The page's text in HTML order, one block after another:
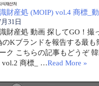
財産処 (MOIP) vol.4 商標_
31日
財産処 動画 探してGO！撮
のKブランドを報告する最も
ク こちらの記事もどうぞ
vol.2 商標_ …Read More »